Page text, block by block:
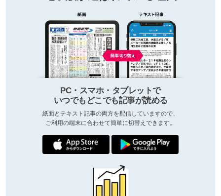
PC・スマホ・タブレットで
いつでもどこでも記事が読める
紙面とテキスト記事の両方を配信していますので、
ご利用の端末に合わせて簡単に切替えできます。